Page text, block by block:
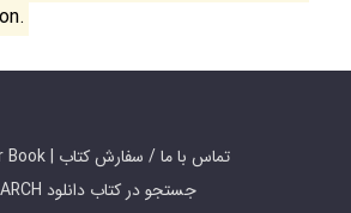
Contact Us / Order Book | تماس با ما / سفارش کتاب
SEARCH جستجو در کتاب دانلود